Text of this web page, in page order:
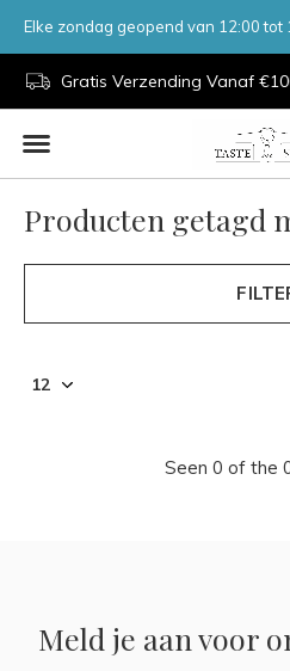
Gratis Verzending Vanaf
Elke zondag geopend van 12:00 tot
Producten getagd
Seen 0 of the
Meld je aan voor